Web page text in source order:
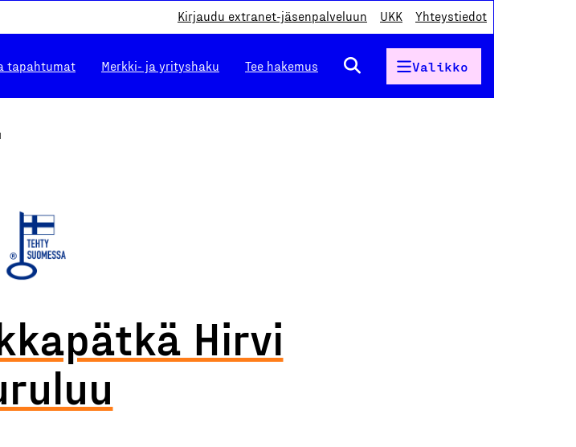
Kirjaudu extranet-jäsenpalveluun UKK Yhteystiedot
tapahtumat Merkki- ja yrityshaku Tee hakemus Valikko
Hirvi